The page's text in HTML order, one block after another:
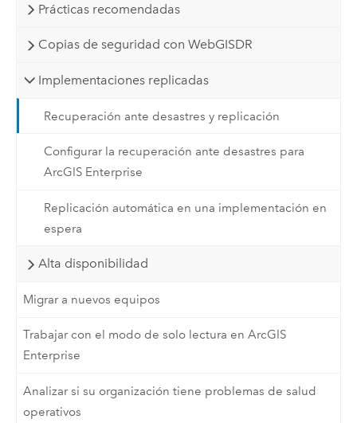
Prácticas recomendadas
Copias de seguridad con WebGISDR
Implementaciones replicadas
Recuperación ante desastres y replicación
Configurar la recuperación ante desastres para
ArcGIS Enterprise
Replicación automática en una implementación en
espera
Alta disponibilidad
Migrar a nuevos equipos
Trabajar con el modo de solo lectura en ArcGIS
Enterprise
Analizar si su organización tiene problemas de salud
operativos